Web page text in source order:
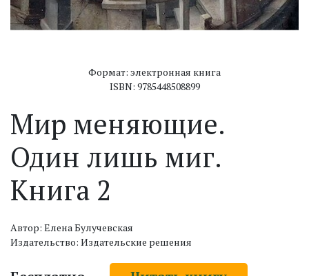
Формат: электронная книга
ISBN: 9785448508899
Мир меняющие.
Один лишь миг.
Книга 2
Автор: Елена Булучевская
Издательство: Издательские решения